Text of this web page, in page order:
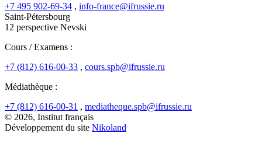
+7 495 902-69-34 , info-france@ifrussie.ru
Saint-Pétersbourg
12 perspective Nevski
Cours / Examens :
+7 (812) 616-00-33 , cours.spb@ifrussie.ru
Médiathèque :
+7 (812) 616-00-31 , mediatheque.spb@ifrussie.ru
© 2026, Institut français
Développement du site Nikoland